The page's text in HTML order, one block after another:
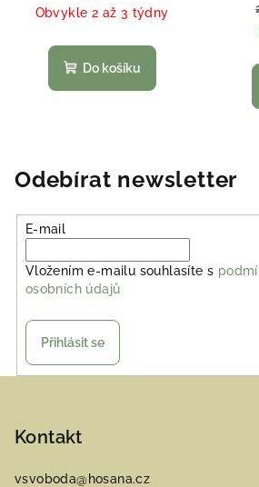
Obvykle 2 až 3 týdny
Do košíku
Odebírat newsletter
E-mail
Vložením e-mailu souhlasíte s
osobních údajů
Přihlásit se
Kontakt
vsvoboda@ hosana.cz